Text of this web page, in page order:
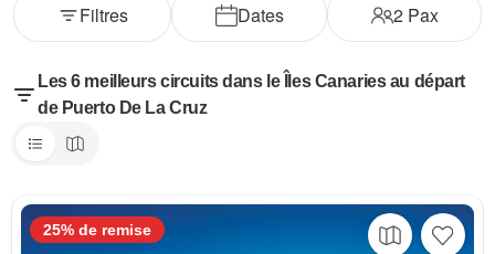
Dates 2Pax
Filtres
Les 6 meilleurs circuits dans le Îles Canaries au départ
de Puerto De La Cruz
25% de remise